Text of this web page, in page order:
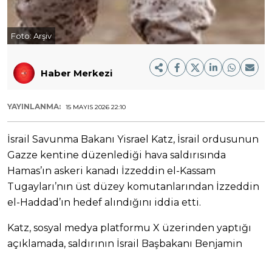
Foto: Arşiv
Haber Merkezi
YAYINLANMA: 15 MAYIS 2026 22:10
İsrail Savunma Bakanı Yisrael Katz, İsrail ordusunun
Gazze kentine düzenlediği hava saldırısında
Hamas’ın askeri kanadı İzzeddin el-Kassam
Tugayları’nın üst düzey komutanlarından İzzeddin
el-Haddad’ın hedef alındığını iddia etti.
Katz, sosyal medya platformu X üzerinden yaptığı
açıklamada, saldırının İsrail Başbakanı Benjamin